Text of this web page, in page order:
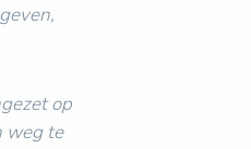
op
weg te